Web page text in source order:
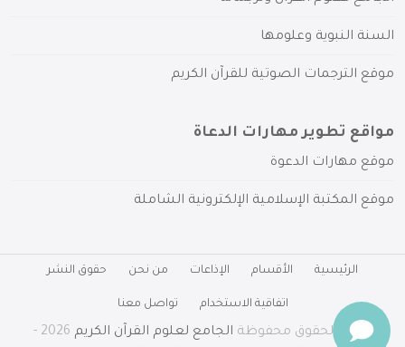
السنة النبوية وعلومها
موقع الترجمات الصوتية للقرآن الكريم
مواقع تطوير مهارات الدعاة
موقع مهارات الدعوة
موقع المكتبة الإسلامية الإلكترونية الشاملة
الرئيسية الأقسام الإذاعات من نحن حقوق النشر
اتفاقية الاستخدام تواصل معنا
جميع الحقوق محفوظة الجامع لعلوم القرآن الكريم
2026 -